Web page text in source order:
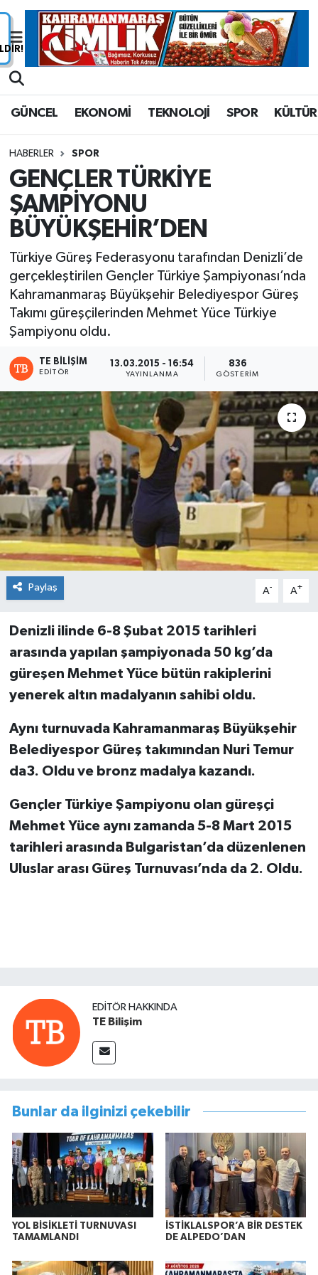
GÜNCEL EKONOMİ TEKNOLOJİ SPOR KÜLTÜR
HABERLER SPOR
GENÇLER TÜRKİYE
ŞAMPİYONU
BÜYÜKŞEHİR’DEN
Türkiye Güreş Federasyonu tarafından Denizli’de
gerçekleştirilen Gençler Türkiye Şampiyonası’nda
Kahramanmaraş Büyükşehir Belediyespor Güreş
Takımı güreşçilerinden Mehmet Yüce Türkiye
Şampiyonu oldu.
TE BILIŞIM
EDITÖR
13.03.2015 - 16:54
YAYINLANMA
836
GÖSTERIM
Paylaş A- A+
Denizli ilinde 6-8 Şubat 2015 tarihleri
arasında yapılan şampiyonada 50 kg’da
güreşen Mehmet Yüce bütün rakiplerini
yenerek altın madalyanın sahibi oldu.
Aynı turnuvada Kahramanmaraş Büyükşehir
Belediyespor Güreş takımından Nuri Temur
da3. Oldu ve bronz madalya kazandı.
Gençler Türkiye Şampiyonu olan güreşçi
Mehmet Yüce aynı zamanda 5-8 Mart 2015
tarihleri arasında Bulgaristan’da düzenlenen
Uluslar arası Güreş Turnuvası’nda da 2. Oldu.
EDITÖR HAKKINDA
TE Bilişim
Bunlar da ilginizi çekebilir
YOL BİSİKLETİ TURNUVASI
TAMAMLANDI
İSTİKLALSPOR’A BİR DESTEK
DE ALPEDO’DAN
Nöbetçi Eczaneler
Süper Lig Puan Durumu ve Fikstür
Tüm Manşetler
Son Dakika Haberleri
Haber Arşivi